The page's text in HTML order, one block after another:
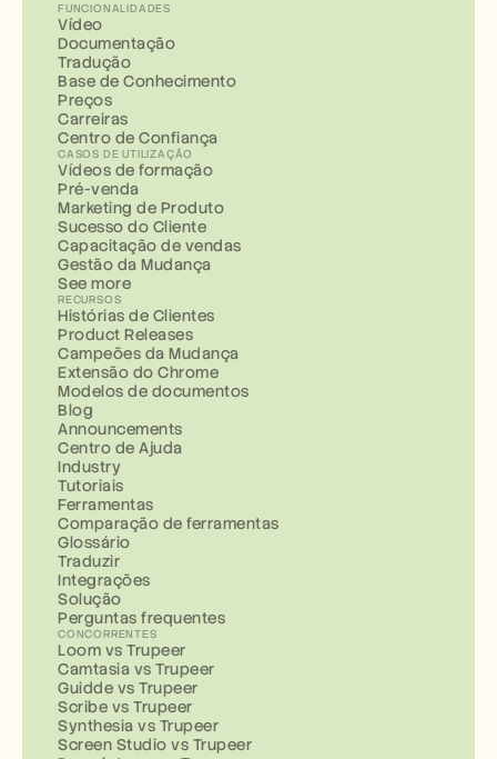
FUNCIONALIDADES
Vídeo
Documentação
Tradução
Base de Conhecimento
Preços
Carreiras
Centro de Confiança
CASOS DE UTILIZAÇÃO
Vídeos de formação
Pré-venda
Marketing de Produto
Sucesso do Cliente
Capacitação de vendas
Gestão da Mudança
See more
RECURSOS
Histórias de Clientes
Product Releases
Campeões da Mudança
Extensão do Chrome
Modelos de documentos
Blog
Announcements
Centro de Ajuda
Industry
Tutoriais
Ferramentas
Comparação de ferramentas
Glossário
Traduzir
Integrações
Solução
Perguntas frequentes
CONCORRENTES
Loom vs Trupeer
Camtasia vs Trupeer
Guidde vs Trupeer
Scribe vs Trupeer
Synthesia vs Trupeer
Screen Studio vs Trupeer